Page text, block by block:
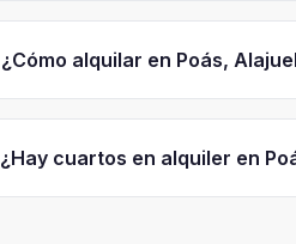
¿Cómo alquilar en Poás,
¿Hay cuartos en alquiler en